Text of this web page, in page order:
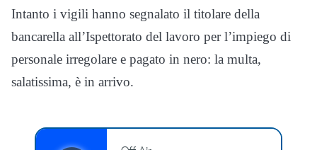
Intanto i vigili hanno segnalato il titolare della
bancarella all’Ispettorato del lavoro per l’impiego di
personale irregolare e pagato in nero: la multa,
salatissima, è in arrivo.